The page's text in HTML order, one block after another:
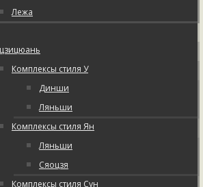
Лежа
Комплексы стиля У
Динши
Ляньши
Комплексы стиля Ян
Ляньши
Сяоцзя
Комплексы стиля Сун